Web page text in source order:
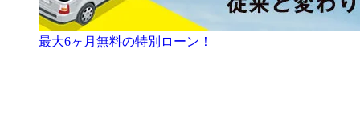
最大6ヶ月無料の特別ローン！